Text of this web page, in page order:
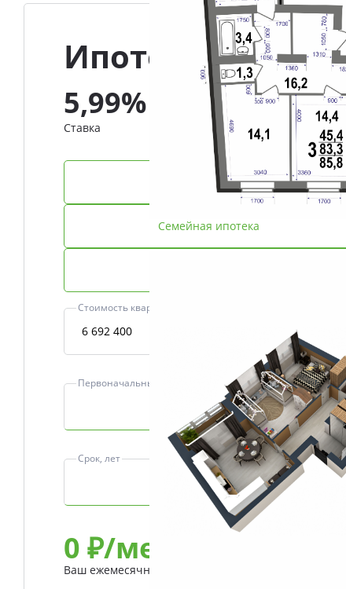
Ипотека
5,99%
Ставка
IT-ипотека
Семейная ипотека
Стоимость квартиры, ₽
Первоначальный взнос, ₽
Срок, лет
0 ₽/мес
Ваш ежемесячный платеж